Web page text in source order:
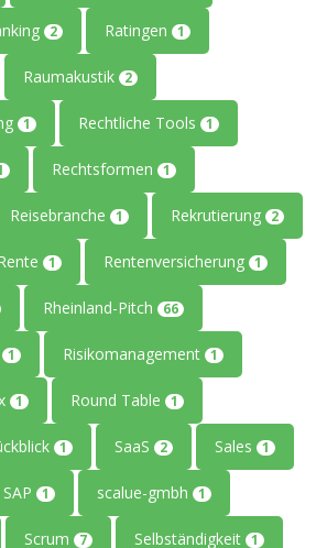
2 Ratingen 1
Raumakustik 2
1 Rechtliche Tools 1
Rechtsformen 1
Reisebranche 1 Rekrutierung 2
1 Rentenversicherung 1
Rheinland-Pitch 66
1 Risikomanagement 1
1 Round Table 1
1 SaaS 2 Sales 1
SAP 1 scalue-gmbh 1
Scrum 7 Selbständigkeit 1